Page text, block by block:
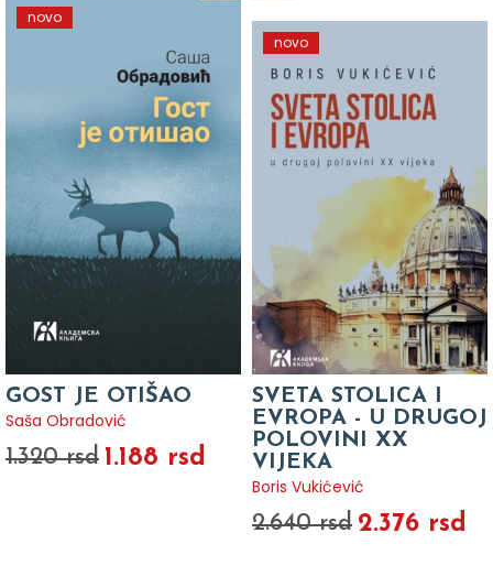
novo
GOST JE OTIŠAO
Saša Obradović
1.320 rsd 1.188 rsd
novo
SVETA STOLICA I
EVROPA - U DRUGOJ
POLOVINI XX
VIJEKA
Boris Vukićević
2.640 rsd 2.376 rsd